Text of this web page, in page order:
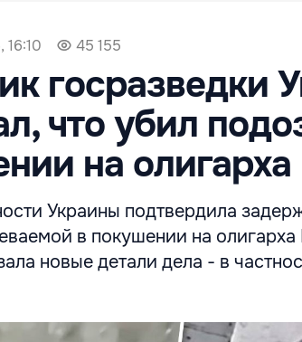
16:10 45 155
госразведки
что убил
на олигарха
Украины подтвердила
в покушении на
новые детали дела - в